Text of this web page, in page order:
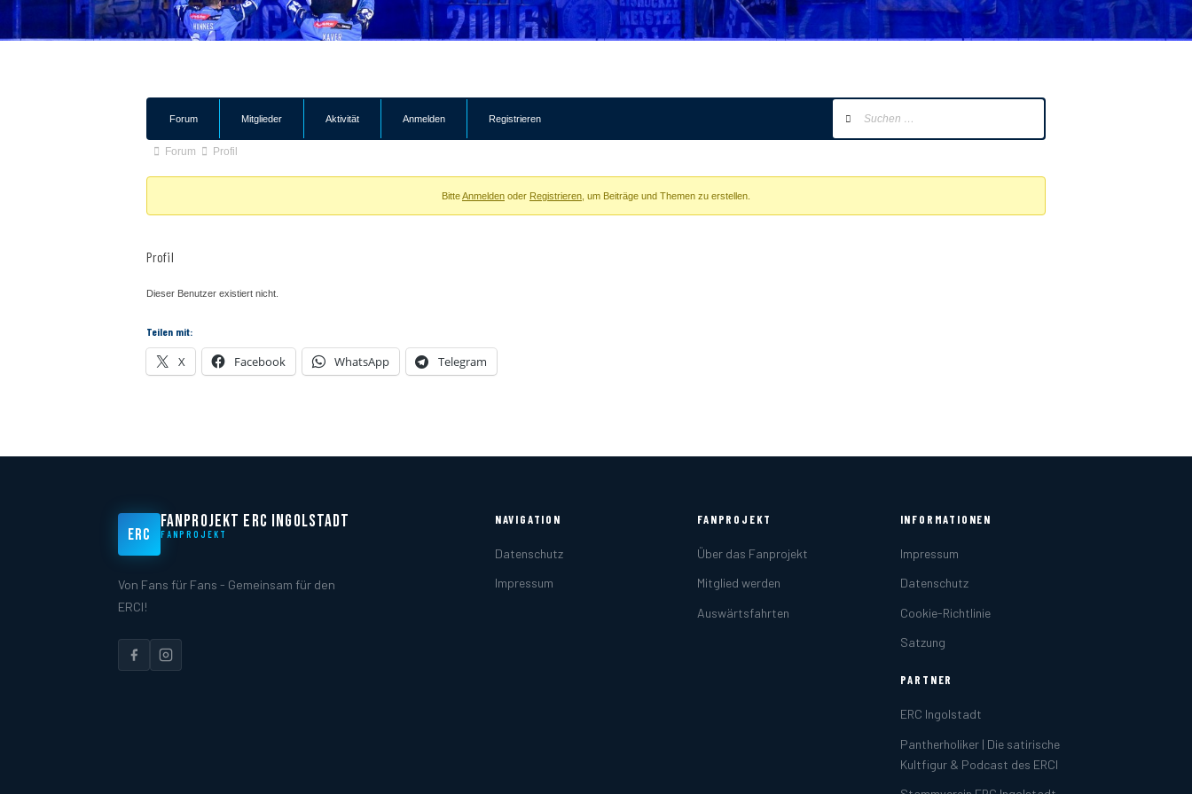
Navigation
Forum Mitglieder Aktivität Anmelden Registrieren
Forum-
Breadcrumbs
hier:
Forum Profil
BitteAnmeldenoder Registrieren, um Beiträge und Themen zu erstellen.
Profil
Dieser Benutzer existiert nicht.
Teilen mit:
X Facebook WhatsApp Telegram
ERC
FANPROJEKT ERC INGOLSTADT
FANPROJEKT
Von Fans für Fans - Gemeinsam für den
ERCI!
NAVIGATION
Datenschutz
Impressum
FANPROJEKT
Über das Fanprojekt
Mitglied werden
Auswärtsfahrten
INFORMATIONEN
Impressum
Datenschutz
Cookie-Richtlinie
Satzung
PARTNER
ERC Ingolstadt
Pantherholiker | Die satirische
Kultfigur & Podcast des ERCI